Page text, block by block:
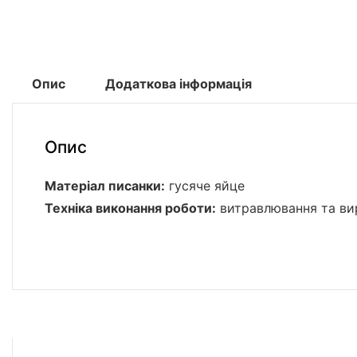
Опис Додаткова інформація
Опис
Матеріал писанки: гусяче яйце
Техніка виконання роботи: витравлювання та